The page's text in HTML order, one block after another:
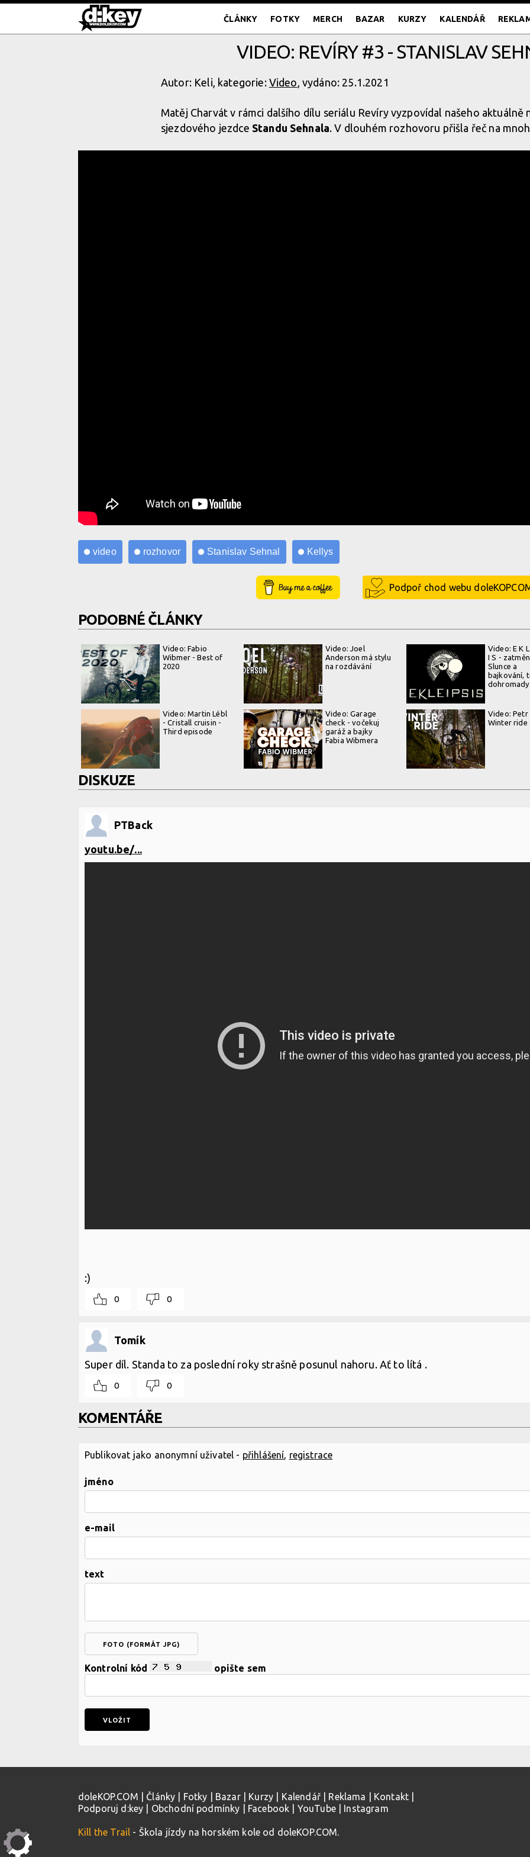
ČLÁNKY FOTKY MERCH BAZAR KURZY KALENDÁŘ
VIDEO: REVÍRY #3 - STANISLAV
Autor: Keli, kategorie: Video, vydáno: 25.1.2021
Matěj Charvát v rámci dalšího dílu seriálu Revíry vyzpovídal našeho aktuálně
sjezdového jezdce Standu Sehnala. V dlouhém rozhovoru přišla řeč na
video rozhovor Stanislav Sehnal Kellys
Buy Me a Coffee Podpoř chod webu
PODOBNÉ ČLÁNKY
Video: Fabio
Wibmer - Best of
2020
Video: Joel
Anderson má stylu
na rozdávání
Video: E K L
I S -
Slunce a
bajkování,
dohromady
Video: Martin Lébl
- Cristall cruisin -
Third episode
Video: Garage
check - vočekuj
garáž a bajky
Fabia Wibmera
Video: Petr
Winter ride
DISKUZE
PTBack
youtu.be/...
:)
0 0
Tomík
Super díl. Standa to za poslední roky strašně posunul nahoru. Ať to lítá .
0 0
KOMENTÁŘE
Publikovat jako anonymní uživatel - přihlášení, registrace
jméno
e-mail
text
FOTO (FORMÁT JPG)
Kontrolní kód opište sem
doleKOP.COM Články Fotky Bazar| Kurzy Kalendář| Reklama Kontakt
Podporuj d:key
Obchodní podmínky Facebook YouTube| Instagram
Kill the Trail - Škola jízdy na horském kole od doleKOP.COM.